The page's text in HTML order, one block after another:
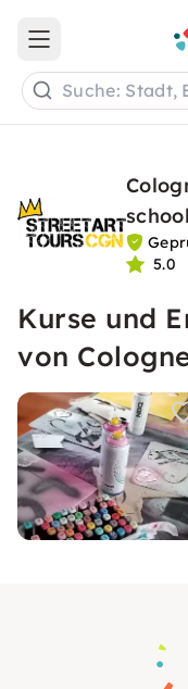
Open main menu
Suche: Stadt,
5.0
Kurse und
von